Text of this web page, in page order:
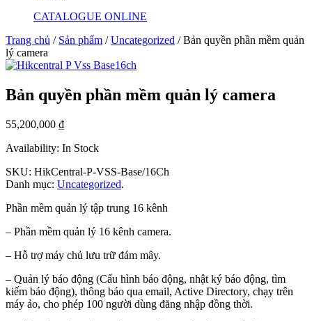
CATALOGUE ONLINE
Trang chủ / Sản phẩm /Uncategorized / Bản quyền phần mềm quản
lý camera
Bản quyền phần mềm quản lý camera
55,200,000 ₫
Availability: In Stock
SKU: HikCentral-P-VSS-Base/16Ch
Danh mục: Uncategorized.
Phần mềm quản lý tập trung 16 kênh
– Phần mềm quản lý 16 kênh camera.
– Hỗ trợ máy chủ lưu trữ đám mây.
– Quản lý báo động (Cấu hình báo động, nhật ký báo động, tìm
kiếm báo động), thông báo qua email, Active Directory, chạy trên
máy ảo, cho phép 100 người dùng đăng nhập đồng thời.